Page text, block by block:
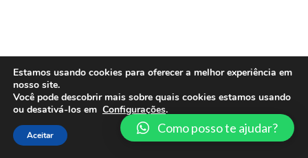
Estamos usando cookies para oferecer a melhor experiência em
nosso site.
Você pode descobrir mais sobre quais cookies estamos usando
ou desativá-los em Configurações.
Aceitar
Como posso te ajudar?